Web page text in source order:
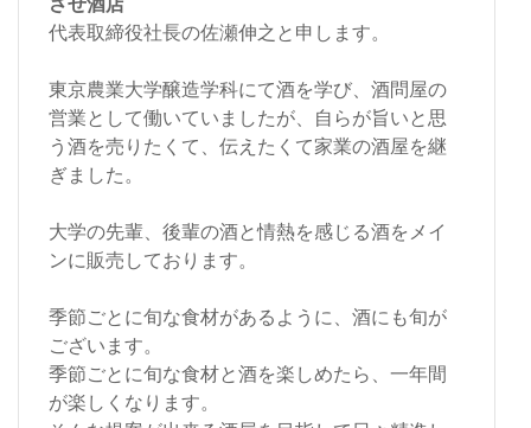
代表取締役社長の佐瀬伸之と申します。
東京農業大学醸造学科にて酒を学び、酒問屋の
営業として働いていましたが、自らが旨いと思
う酒を売りたくて、伝えたくて家業の酒屋を継
ぎました。
大学の先輩、後輩の酒と情熱を感じる酒をメイ
ンに販売しております。
季節ごとに旬な食材があるように、酒にも旬が
ございます。
季節ごとに旬な食材と酒を楽しめたら、一年間
が楽しくなります。